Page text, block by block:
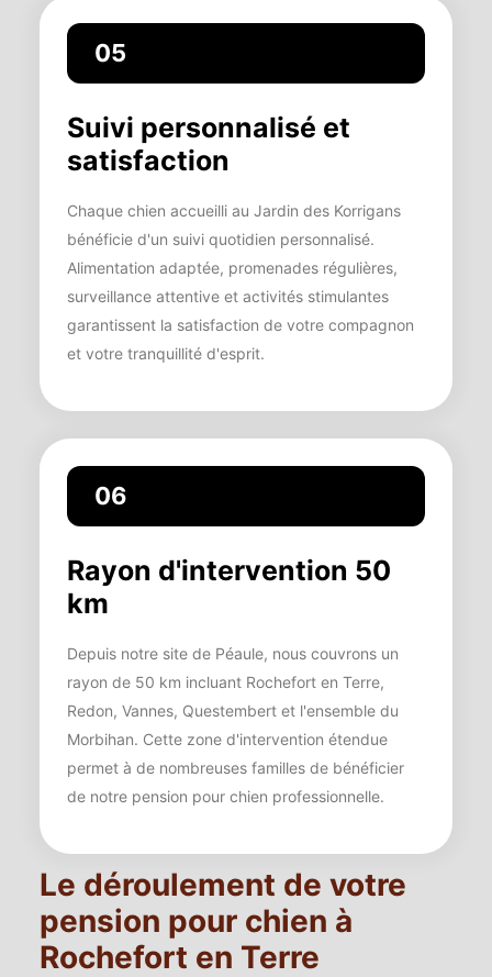
05
Suivi personnalisé et
satisfaction
Chaque chien accueilli au Jardin des Korrigans
bénéficie d'un suivi quotidien personnalisé.
Alimentation adaptée, promenades régulières,
surveillance attentive et activités stimulantes
garantissent la satisfaction de votre compagnon
et votre tranquillité d'esprit.
06
Rayon d'intervention 50
km
Depuis notre site de Péaule, nous couvrons un
rayon de 50 km incluant Rochefort en Terre,
Redon, Vannes, Questembert et l'ensemble du
Morbihan. Cette zone d'intervention étendue
permet à de nombreuses familles de bénéficier
de notre pension pour chien professionnelle.
Le déroulement de votre
pension pour chien à
Rochefort en Terre